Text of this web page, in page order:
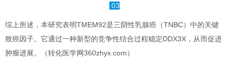
03
综上所述，本研究表明TMEM92是三阴性乳腺癌（TNBC）中的关键
致癌因子。它通过一种新型的竞争性结合过程稳定DDX3X，从而促进
肿瘤进展。（转化医学网360zhyx.com）